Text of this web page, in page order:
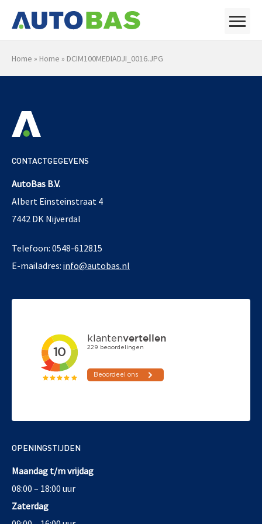
Home » Home » DCIM100MEDIADJI_0016.JPG
CONTACTGEGEVENS
AutoBas B.V.
Albert Einsteinstraat 4
7442 DK Nijverdal
Telefoon: 0548-612815
E-mailadres: info@autobas.nl
OPENINGSTIJDEN
Maandag t/m vrijdag
08:00 – 18:00 uur
Zaterdag